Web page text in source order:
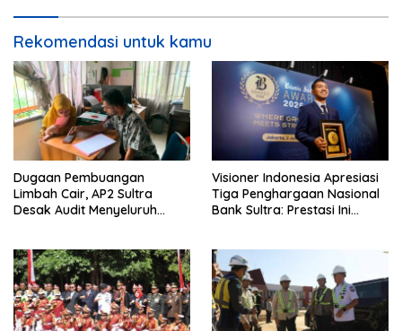
Rekomendasi untuk kamu
Dugaan Pembuangan
Limbah Cair, AP2 Sultra
Desak Audit Menyeluruh
Hukum
Visioner Indonesia Apresiasi
Tiga Penghargaan Nasional
Bank Sultra: Prestasi Ini
Andri Permana